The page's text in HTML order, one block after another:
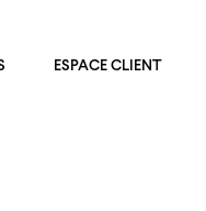
ESPACE CLIENT